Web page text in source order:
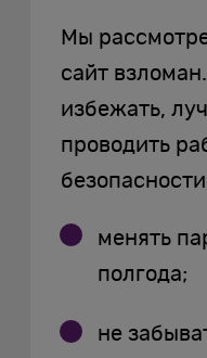
Мы
сайт
избежать,
проводить
менять
полгода;
не